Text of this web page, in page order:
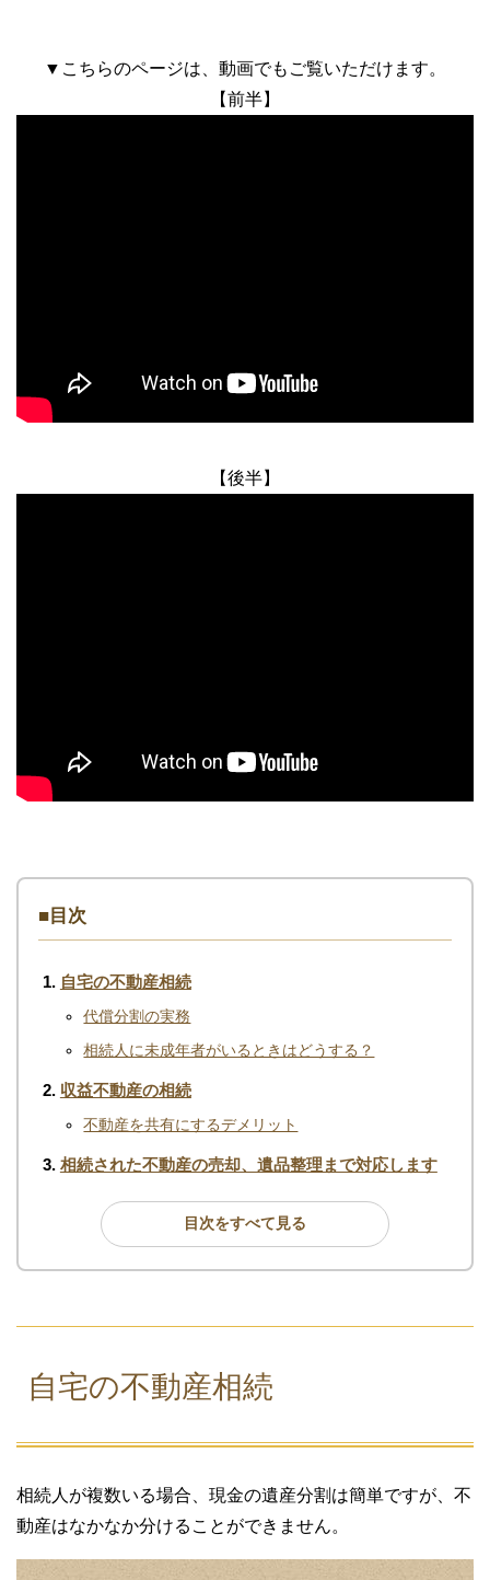
▼こちらのページは、動画でもご覧いただけます。
【前半】
【後半】
■目次
自宅の不動産相続
代償分割の実務
相続人に未成年者がいるときはどうする？
収益不動産の相続
不動産を共有にするデメリット
相続された不動産の売却、遺品整理まで対応します
目次をすべて見る
自宅の不動産相続
相続人が複数いる場合、現金の遺産分割は簡単ですが、不
動産はなかなか分けることができません。